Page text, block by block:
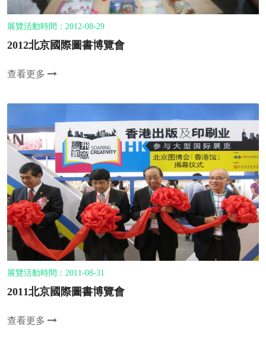
展覽活動時間：2012-08-29
2012北京國際圖書博覽會
查看更多
展覽活動時間：2011-08-31
2011北京國際圖書博覽會
查看更多